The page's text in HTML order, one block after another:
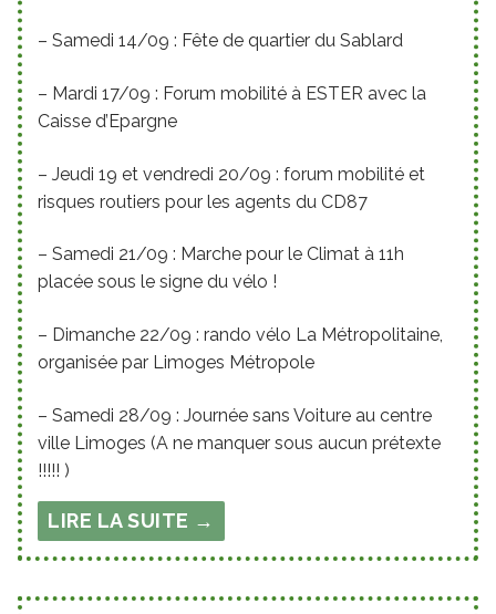
– Samedi 14/09 : Fête de quartier du Sablard
– Mardi 17/09 : Forum mobilité à ESTER avec la
Caisse d’Epargne
– Jeudi 19 et vendredi 20/09 : forum mobilité et
risques routiers pour les agents du CD87
– Samedi 21/09 : Marche pour le Climat à 11h
placée sous le signe du vélo !
– Dimanche 22/09 : rando vélo La Métropolitaine,
organisée par Limoges Métropole
– Samedi 28/09 : Journée sans Voiture au centre
ville Limoges (A ne manquer sous aucun prétexte
!!!!! )
LIRE LA SUITE →